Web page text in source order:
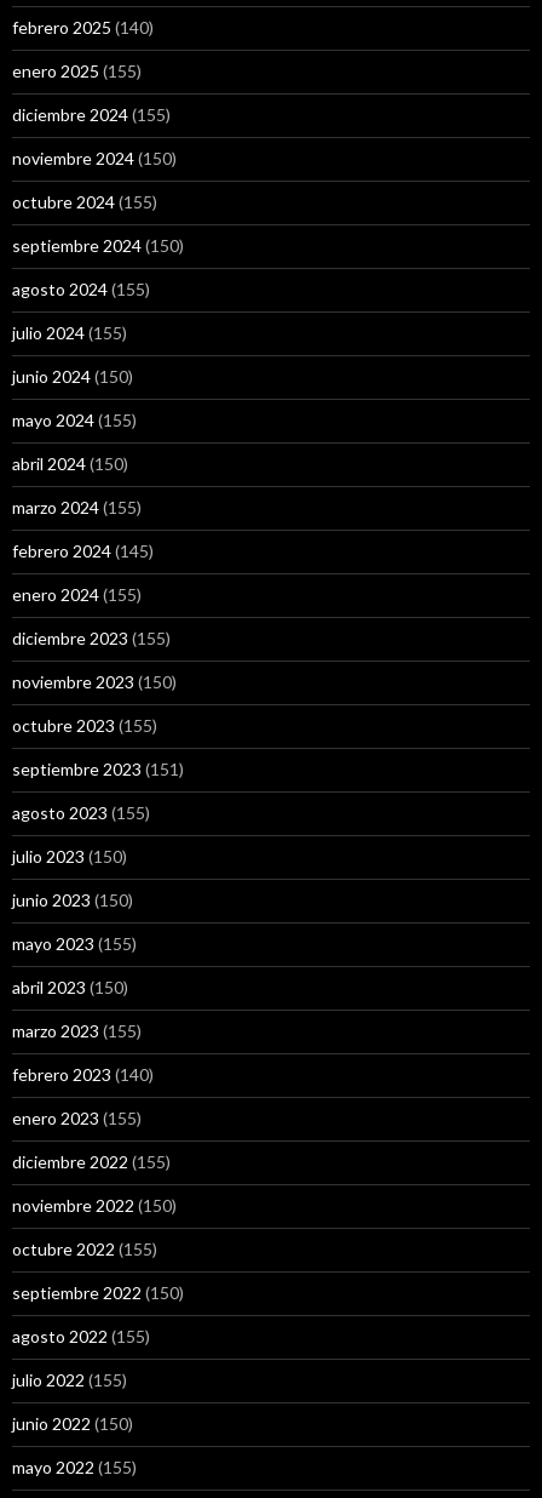
febrero 2025 (140)
enero 2025 (155)
diciembre 2024(155)
noviembre 2024(150)
octubre 2024(155)
septiembre 2024(150)
agosto 2024(155)
julio 2024(155)
junio 2024(150)
mayo 2024(155)
abril 2024(150)
marzo 2024(155)
febrero 2024(145)
enero 2024(155)
diciembre 2023 (155)
noviembre 2023 (150)
octubre 2023 (155)
septiembre 2023 (151)
agosto 2023 (155)
julio 2023 (150)
junio 2023 (150)
mayo 2023 (155)
abril 2023 (150)
marzo 2023 (155)
febrero 2023 (140)
enero 2023 (155)
diciembre 2022 (155)
noviembre 2022 (150)
octubre 2022 (155)
septiembre 2022 (150)
agosto 2022 (155)
julio 2022 (155)
junio 2022 (150)
mayo 2022 (155)